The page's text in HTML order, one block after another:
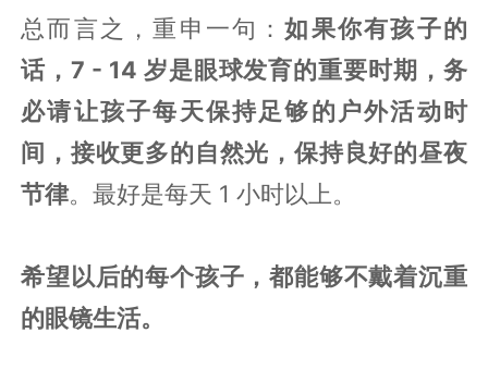
总而言之，重申一句：如果你有孩子的
话，7 - 14 岁是眼球发育的重要时期，务
必请让孩子每天保持足够的户外活动时
间，接收更多的自然光，保持良好的昼夜
节律。最好是每天 1 小时以上。
希望以后的每个孩子，都能够不戴着沉重
的眼镜生活。